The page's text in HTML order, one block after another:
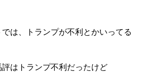
は、トランプが不利とかいってる
はトランプ不利だったけど